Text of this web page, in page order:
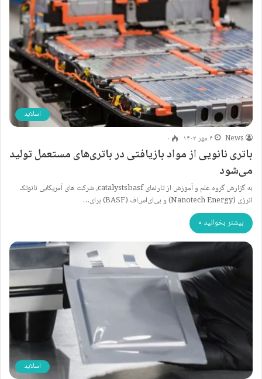
اسلاید
News
۴ مهر ۱۴۰۲ ۰
باتری نانویی از مواد بازیافتی در باتری‌های مستعمل تولید
می‌شود
به گزارش گروه علم و آموزش از تارنمای catalystsbasf، شرکت های آمریکایی نانوتک
انرژی (Nanotech Energy) و بی‌ای‌اس‌اف (BASF) برای…
بیشتر بخوانید »
اسلاید